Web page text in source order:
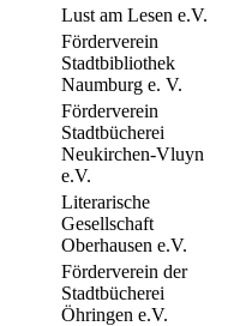
Lust am Lesen e.V.
Förderverein
Stadtbibliothek
Naumburg e. V.
Förderverein
Stadtbücherei
Neukirchen-Vluyn
e.V.
Literarische
Gesellschaft
Oberhausen e.V.
Förderverein der
Stadtbücherei
Öhringen e.V.